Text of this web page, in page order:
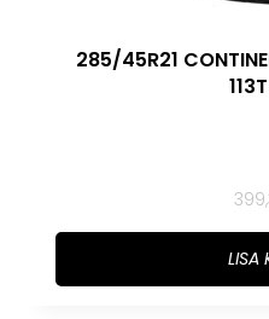
285/45R21
LISA